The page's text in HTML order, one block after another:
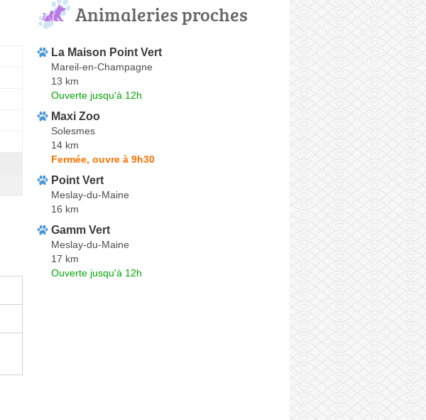
Animaleries proches
La Maison Point Vert
Mareil-en-Champagne
13 km
Ouverte jusqu'à 12h
Maxi Zoo
Solesmes
14 km
Fermée, ouvre à 9h30
Point Vert
Meslay-du-Maine
16 km
Gamm Vert
Meslay-du-Maine
17 km
Ouverte jusqu'à 12h